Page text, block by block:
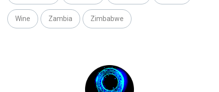
Wine Zambia Zimbabwe